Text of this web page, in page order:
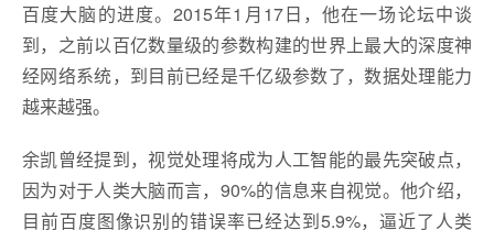
百度大脑的进度。2015年1月17日，他在一场论坛中谈
到，之前以百亿数量级的参数构建的世界上最大的深度神
经网络系统，到目前已经是千亿级参数了，数据处理能力
越来越强。
余凯曾经提到，视觉处理将成为人工智能的最先突破点，
因为对于人类大脑而言，90%的信息来自视觉。他介绍，
目前百度图像识别的错误率已经达到5.9%，逼近了人类